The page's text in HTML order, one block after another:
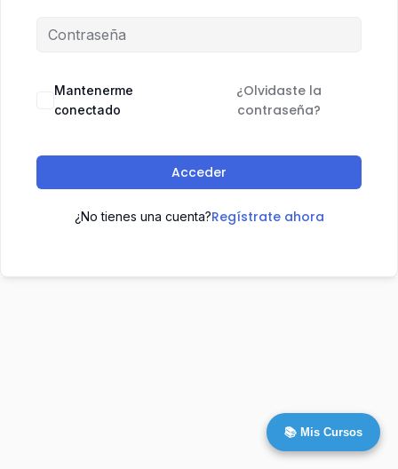
Mantenerme
conectado
¿Olvidaste la
contraseña?
Acceder
¿No tienes una cuenta?Regístrate ahora
📚 Mis Cursos